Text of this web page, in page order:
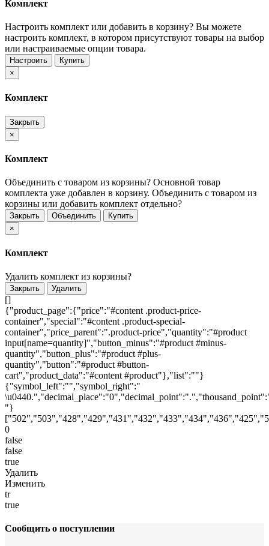
Комплект
Настроить комплект или добавить в корзину? Вы можете
настроить комплект, в котором присутствуют товары на выбор
или настраиваемые опции товара.
Настроить
Купить
×
Комплект
Закрыть
×
Комплект
Объединить с товаром из корзины? Основной товар
комплекта уже добавлен в корзину. Объединить с товаром из
корзины или добавить комплект отдельно?
Закрыть Объединить
Купить
×
Комплект
Удалить комплект из корзины?
Закрыть Удалить
[]
{"product_page":{"price":"#content .product-price-
container","special":"#content .product-special-
container","price_parent":".product-price","quantity":"#product
input[name=quantity]","button_minus":"#product #minus-
quantity","button_plus":"#product #plus-
quantity","button":"#product #button-
cart","product_data":"#content #product"},"list":""}
{"symbol_left":"","symbol_right":"
"}
0
false
false
true
Удалить
Изменить
tr
true
Сообщить о поступлении